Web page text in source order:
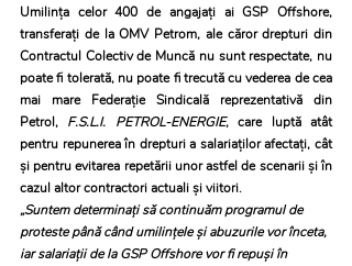
Umilința celor 400 de angajați ai GSP Offshore,
transferați de la OMV Petrom, ale căror drepturi din
Contractul Colectiv de Muncă nu sunt respectate, nu
poate fi tolerată, nu poate fi trecută cu vederea de cea
mai mare Federație Sindicală reprezentativă din
Petrol, F.S.L.I. PETROL-ENERGIE, care luptă atât
pentru repunerea în drepturi a salariaților afectați, cât
și pentru evitarea repetării unor astfel de scenarii și în
cazul altor contractori actuali și viitori.
„Suntem determinați să continuăm programul de
proteste până când umilințele și abuzurile vor înceta,
iar salariații de la GSP Offshore vor fi repuși în